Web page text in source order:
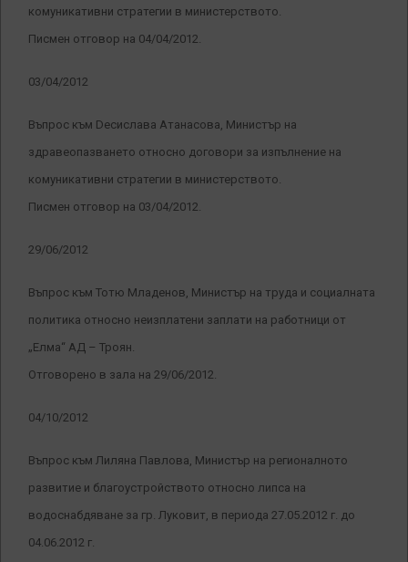
комуникативни стратегии в министерството.
Писмен отговор на 04/04/2012.
03/04/2012
Въпрос към Dесислава Атанасова, Министър на
здравеопазването относно договори за изпълнение на
комуникативни стратегии в министерството.
Писмен отговор на 03/04/2012.
29/06/2012
Въпрос към Тотю Младенов, Министър на труда и социалната
политика относно неизплатени заплати на работници от
„Елма“ АД – Троян.
Отговорено в зала на 29/06/2012.
04/10/2012
Въпрос към Лиляна Павлова, Министър на регионалното
развитие и благоустройството относно липса на
водоснабдяване за гр. Луковит, в периода 27.05.2012 г. до
04.06.2012 г.